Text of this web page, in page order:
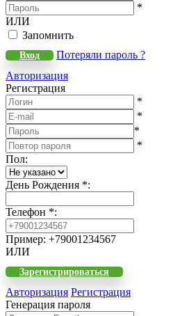
*
ИЛИ
Запомнить
Вход
Потеряли пароль ?
Авторизация
Регистрация
*
*
*
*
Пол:
День Рождения *:
Телефон *:
Пример: +79001234567
ИЛИ
Зарегистрироваться
Авторизация Регистрация
Генерация пароля